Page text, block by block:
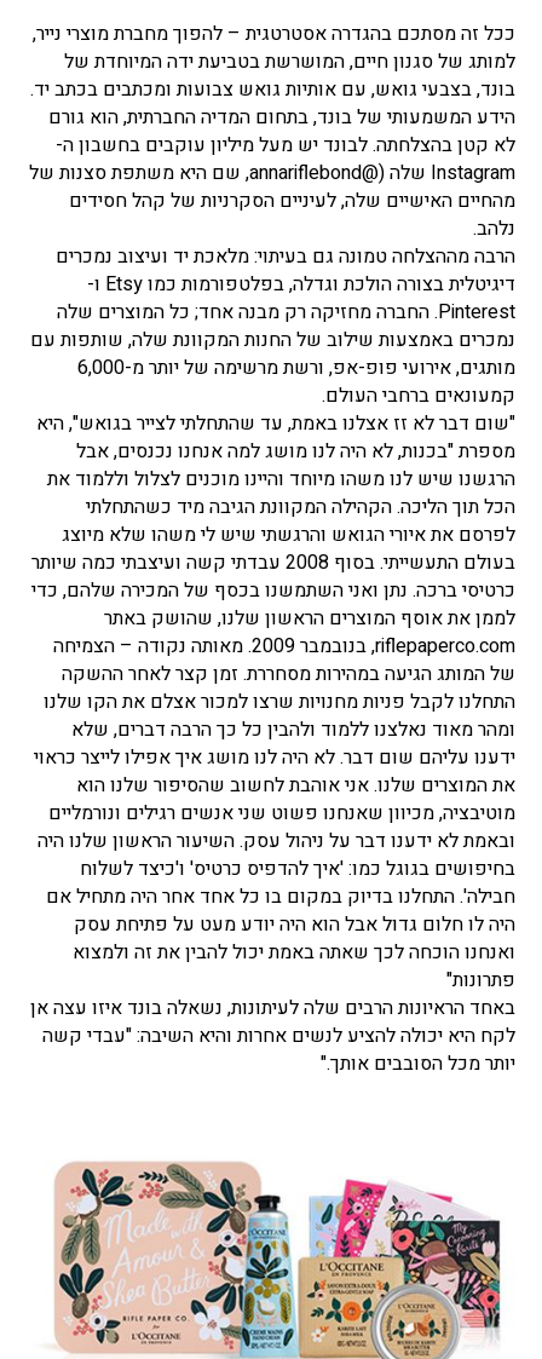
ככל זה מסתכם בהגדרה אסטרטגית – להפוך מחברת מוצרי נייר,
למותג של סגנון חיים, המושרשת בטביעת ידה המיוחדת של
בונד, בצבעי גואש, עם אותיות גואש צבועות ומכתבים בכתב יד.
הידע המשמעותי של בונד, בתחום המדיה החברתית, הוא גורם
לא קטן בהצלחתה. לבונד יש מעל מיליון עוקבים בחשבון ה-
Instagram שלה (@annariflebond, שם היא משתפת סצנות של
מהחיים האישיים שלה, לעיניים הסקרניות של קהל חסידים
נלהב.
הרבה מההצלחה טמונה גם בעיתוי: מלאכת יד ועיצוב נמכרים
דיגיטלית בצורה הולכת וגדלה, בפלטפורמות כמו Etsy ו-
Pinterest. החברה מחזיקה רק מבנה אחד; כל המוצרים שלה
נמכרים באמצעות שילוב של החנות המקוונת שלה, שותפות עם
מותגים, אירועי פופ-אפ, ורשת מרשימה של יותר מ-6,000
קמעונאים ברחבי העולם.
"שום דבר לא זז אצלנו באמת, עד שהתחלתי לצייר בגואש", היא
מספרת "בכנות, לא היה לנו מושג למה אנחנו נכנסים, אבל
הרגשנו שיש לנו משהו מיוחד והיינו מוכנים לצלול וללמוד את
הכל תוך הליכה. הקהילה המקוונת הגיבה מיד כשהתחלתי
לפרסם את איורי הגואש והרגשתי שיש לי משהו שלא מיוצג
בעולם התעשייתי. בסוף 2008 עבדתי קשה ועיצבתי כמה שיותר
כרטיסי ברכה. נתן ואני השתמשנו בכסף של המכירה שלהם, כדי
לממן את אוסף המוצרים הראשון שלנו, שהושק באתר
riflepaperco.com, בנובמבר 2009. מאותה נקודה – הצמיחה
של המותג הגיעה במהירות מסחררת. זמן קצר לאחר ההשקה
התחלנו לקבל פניות מחנויות שרצו למכור אצלם את הקו שלנו
ומהר מאוד נאלצנו ללמוד ולהבין כל כך הרבה דברים, שלא
ידענו עליהם שום דבר. לא היה לנו מושג איך אפילו לייצר כראוי
את המוצרים שלנו. אני אוהבת לחשוב שהסיפור שלנו הוא
מוטיבציה, מכיוון שאנחנו פשוט שני אנשים רגילים ונורמליים
ובאמת לא ידענו דבר על ניהול עסק. השיעור הראשון שלנו היה
בחיפושים בגוגל כמו: 'איך להדפיס כרטיס' ו'כיצד לשלוח
חבילה'. התחלנו בדיוק במקום בו כל אחד אחר היה מתחיל אם
היה לו חלום גדול אבל הוא היה יודע מעט על פתיחת עסק
ואנחנו הוכחה לכך שאתה באמת יכול להבין את זה ולמצוא
פתרונות"
באחד הראיונות הרבים שלה לעיתונות, נשאלה בונד איזו עצה אן
לקח היא יכולה להציע לנשים אחרות והיא השיבה: "עבדי קשה
יותר מכל הסובבים אותך."